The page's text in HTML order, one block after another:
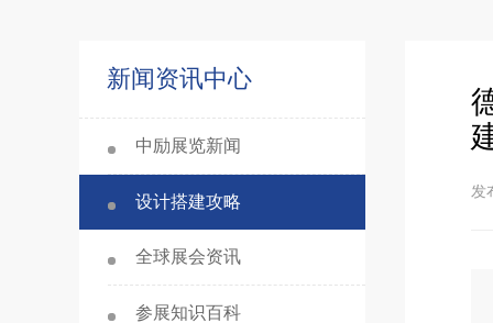
新闻资讯中心
中励展览新闻
设计搭建攻略
全球展会资讯
参展知识百科
发